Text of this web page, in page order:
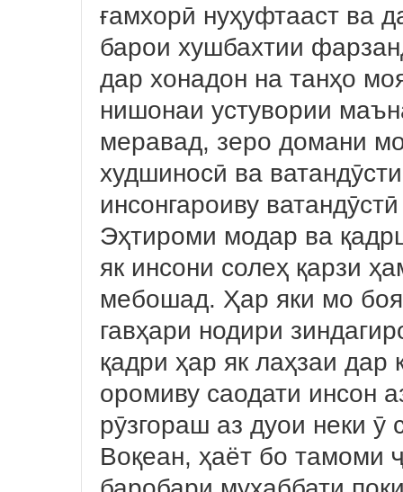
ғамхорӣ нуҳуфтааст ва
барои хушбахтии
дар хонадон на танҳо
нишонаи устувории
меравад, зеро домани
худшиносӣ ва
инсонгароиву
Эҳтироми модар ва
як инсони солеҳ қарзи
мебошад. Ҳар яки мо
гавҳари нодири
қадри ҳар як лаҳзаи
оромиву саодати инсон
рӯзгораш аз дуои неки
Воқеан, ҳаёт бо тамоми